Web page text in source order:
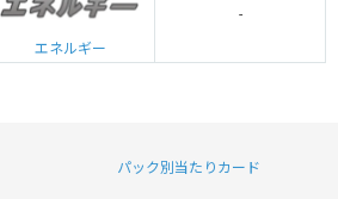
エネルギー
-
パック別当たりカード